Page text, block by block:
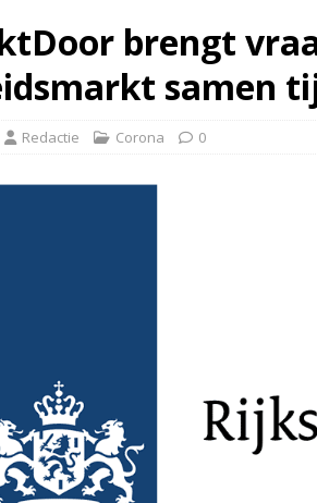
brengt
samen
Redactie Corona 0